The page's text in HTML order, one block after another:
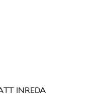
En trendig
är gåvor
INREDA